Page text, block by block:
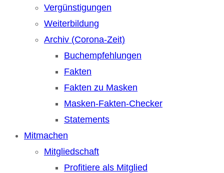
Vergünstigungen
Weiterbildung
Archiv (Corona-Zeit)
Buchempfehlungen
Fakten
Fakten zu Masken
Masken-Fakten-Checker
Statements
Mitmachen
Mitgliedschaft
Profitiere als Mitglied